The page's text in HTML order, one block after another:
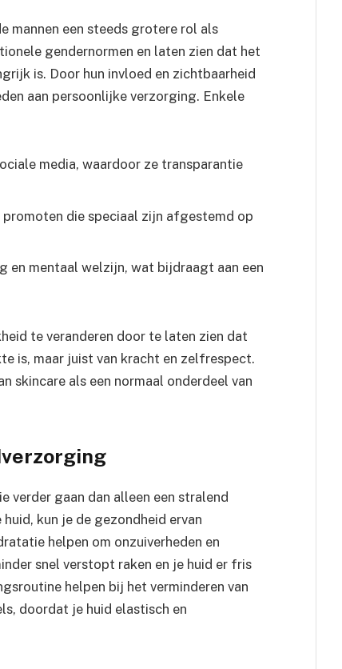
mannen een steeds grotere rol als
gendernormen en laten zien dat het
is. Door hun invloed en zichtbaarheid
aan persoonlijke verzorging. Enkele
media, waardoor ze transparantie
die speciaal zijn afgestemd op
en mentaal welzijn, wat bijdraagt aan een
te veranderen door te laten zien dat
is, maar juist van kracht en zelfrespect.
skincare als een normaal onderdeel van
verder gaan dan alleen een stralend
kun je de gezondheid ervan
helpen om onzuiverheden en
snel verstopt raken en je huid er fris
helpen bij het verminderen van
doordat je huid elastisch en